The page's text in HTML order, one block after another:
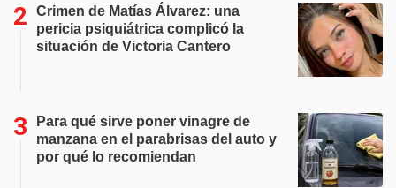
Crimen de Matías Álvarez: una
pericia psiquiátrica complicó la
situación de Victoria Cantero
Para qué sirve poner vinagre de
manzana en el parabrisas del auto y
por qué lo recomiendan